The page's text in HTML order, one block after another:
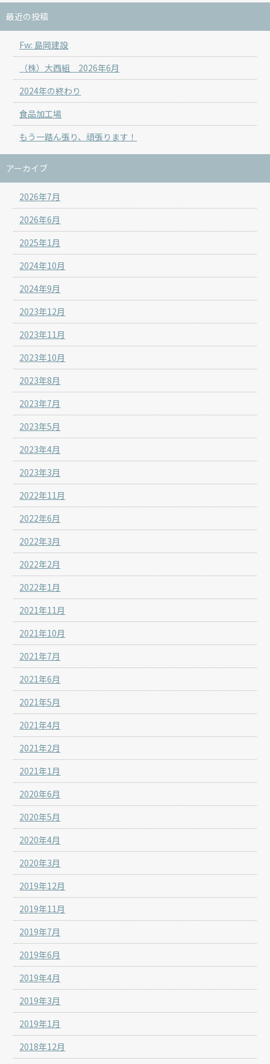
最近の投稿
Fw: 島岡建設
（株）大西組 2026年6月
2024年の終わり
食品加工場
もう一踏ん張り、頑張ります！
アーカイブ
2026年7月
2026年6月
2025年1月
2024年10月
2024年9月
2023年12月
2023年11月
2023年10月
2023年8月
2023年7月
2023年5月
2023年4月
2023年3月
2022年11月
2022年6月
2022年3月
2022年2月
2022年1月
2021年11月
2021年10月
2021年7月
2021年6月
2021年5月
2021年4月
2021年2月
2021年1月
2020年6月
2020年5月
2020年4月
2020年3月
2019年12月
2019年11月
2019年7月
2019年6月
2019年4月
2019年3月
2019年1月
2018年12月